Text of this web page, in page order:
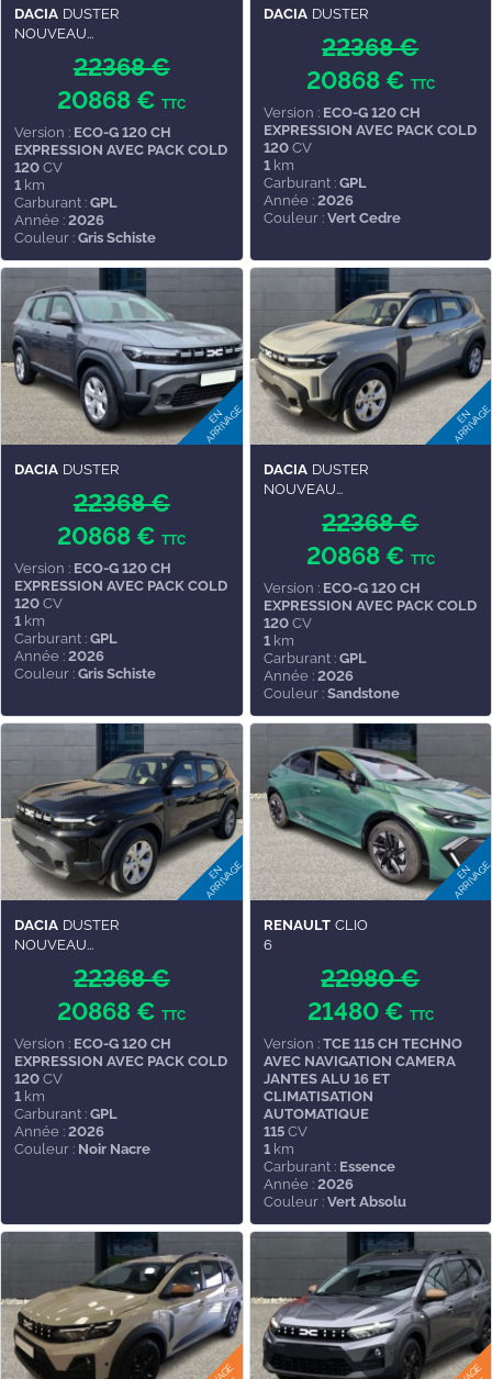
DACIA DUSTER
NOUVEAU...
22368 €
20868 €TTC
Version : ECO-G 120 CH
EXPRESSION AVEC PACK COLD
120 CV
1 km
Carburant : GPL
Année : 2026
Couleur : Gris Schiste
DACIA DUSTER
22368 €
20868 € TTC
Version : ECO-G 120 CH
EXPRESSION AVEC PACK COLD
120CV
1km
Carburant : GPL
Année : 2026
Couleur : Vert Cedre
DACIA DUSTER
22368 €
20868 €TTC
Version : ECO-G 120 CH
EXPRESSION AVEC PACK COLD
120 CV
1 km
Carburant : GPL
Année : 2026
Couleur : Gris Schiste
DACIA DUSTER
NOUVEAU...
22368 €
20868 € TTC
Version : ECO-G 120 CH
EXPRESSION AVEC PACK COLD
120CV
1km
Carburant : GPL
Année : 2026
Couleur : Sandstone
DACIA DUSTER
NOUVEAU...
22368 €
20868 €TTC
Version : ECO-G 120 CH
EXPRESSION AVEC PACK COLD
120 CV
1 km
Carburant : GPL
Année : 2026
Couleur : Noir Nacre
RENAULT CLIO
6
22980 €
21480 € TTC
Version : TCE 115 CH TECHNO
AVEC NAVIGATION CAMERA
JANTES ALU 16 ET
CLIMATISATION
AUTOMATIQUE
115CV
1km
Carburant : Essence
Année : 2026
Couleur : Vert Absolu